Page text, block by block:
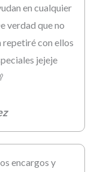
en cualquier
verdad que no
repetiré con ellos
jejeje
encargos y